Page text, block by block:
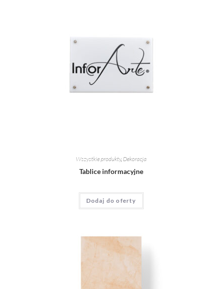
Wszystkie produkty, Dekoracja
Tablice informacyjne
Dodaj do oferty